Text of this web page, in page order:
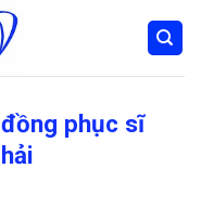
phục sĩ